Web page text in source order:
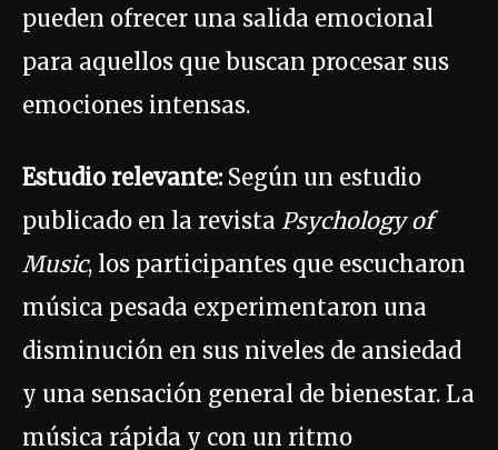
pueden ofrecer una salida emocional
para aquellos que buscan procesar sus
emociones intensas.
Estudio relevante: Según un estudio
publicado en la revista Psychology of
Music, los participantes que escucharon
música pesada experimentaron una
disminución en sus niveles de ansiedad
y una sensación general de bienestar. La
música rápida y con un ritmo